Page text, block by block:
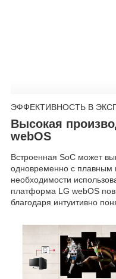
ЭФФЕКТИВНОСТЬ В
Высокая
webOS
Встроенная SoC может
одновременно с плавным
необходимости
платформа LG webOS
благодаря интуитивно